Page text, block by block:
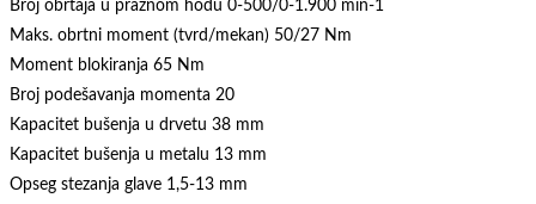
Broj obrtaja u praznom hodu 0-500/0-1.900 min-1
Maks. obrtni moment (tvrd/mekan) 50/27 Nm
Moment blokiranja 65 Nm
Broj podešavanja momenta 20
Kapacitet bušenja u drvetu 38 mm
Kapacitet bušenja u metalu 13 mm
Opseg stezanja glave 1,5-13 mm